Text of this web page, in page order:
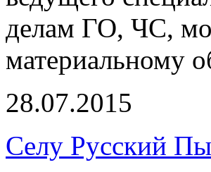
делам ГО, ЧС,
материальному
28.07.2015
Селу Русский